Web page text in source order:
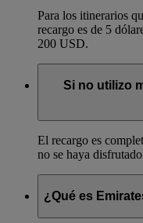
Para los itinerarios
recargo es de 5
200 USD.
Si no utilizo
El recargo es
no se haya
¿Qué es